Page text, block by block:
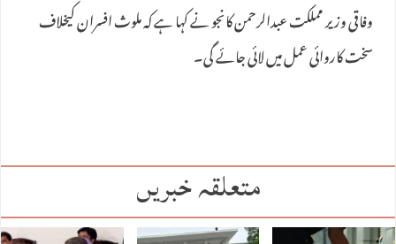
وفاقی وزیر مملکت عبدالرحمن کانجو نے کہا ہے کہ ملوث افسران کیخلاف
سخت کاروائی عمل میں لائی جائے گی۔
متعلقہ خبریں